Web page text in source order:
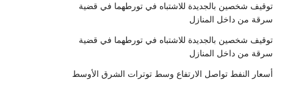
توقيف شخصين بالجديدة للاشتباه في تورطهما في قضية
سرقة من داخل المنازل
توقيف شخصين بالجديدة للاشتباه في تورطهما في قضية
سرقة من داخل المنازل
أسعار النفط تواصل الارتفاع وسط توترات الشرق الأوسط